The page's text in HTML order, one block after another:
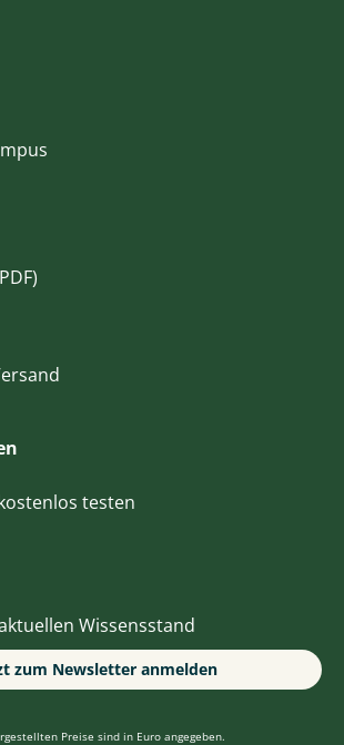
testen
Wissensstand
zum Newsletter anmelden
Preise sind in Euro angegeben.